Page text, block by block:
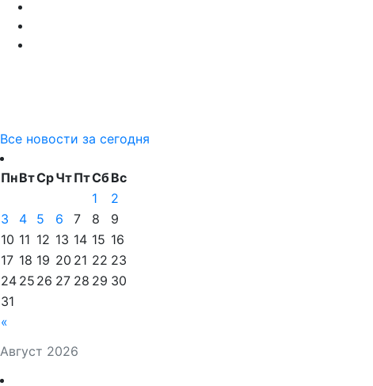
Все новости за сегодня
Август 2026
ПнВтСрЧтПтСбВс
«
1
2
3
4 5 6 7 8
9
10 11 12 13 14 15 16
17 18 19 20 21 22 23
24 25 26 27 28 29 30
31